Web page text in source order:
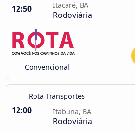
12:50
Itacaré, BA
Rodoviária
Convencional
Rota Transportes
12:00 Itabuna, BA
Rodoviária